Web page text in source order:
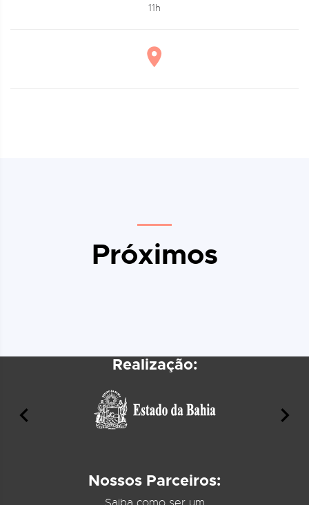
11h
Próximos
Realização:
Nossos Parceiros: